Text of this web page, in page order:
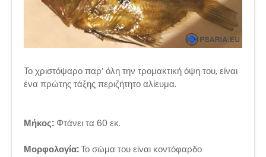
Το χριστόψαρο παρ’ όλη την τρομακτική όψη του, είναι
ένα πρώτης τάξης περιζήτητο αλίευμα.
Μήκος: Φτάνει τα 60 εκ.
Μορφολογία:Το σώμα του είναι κοντόφαρδο